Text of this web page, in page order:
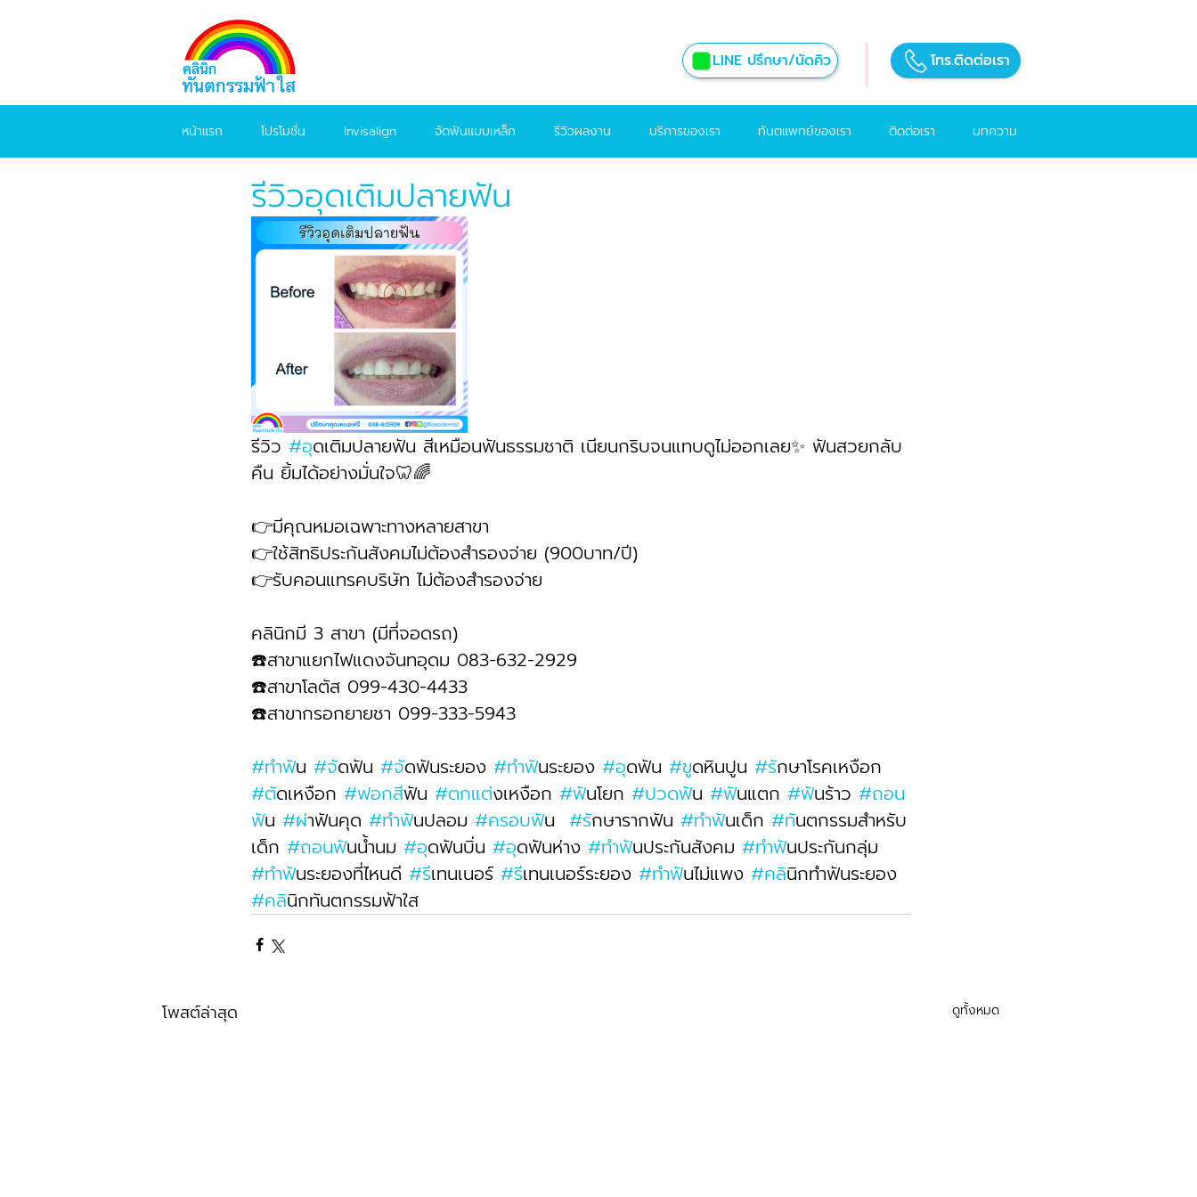
LINE ปรึกษา/นัดคิว โทร.ติดต่อเรา
หน้าแรก โปรโมชั่น Invisalign จัดฟันแบบเหล็ก รีวิวผลงาน บริการของเรา ทันตแพทย์ของเรา ติดต่อเรา บทความ
รีวิวอุดเติมปลายฟัน
รีวิว #อุดเติมปลายฟัน สีเหมือนฟันธรรมชาติ เนียนกริบจนแทบดูไม่ออกเลย✨ ฟันสวยกลับ
คืน ยิ้มได้อย่างมั่นใจ🦷🌈
👉มีคุณหมอเฉพาะทางหลายสาขา
👉ใช้สิทธิประกันสังคมไม่ต้องสำรองจ่าย (900บาท/ปี)
👉รับคอนแทรคบริษัท ไม่ต้องสำรองจ่าย
คลินิกมี 3 สาขา (มีที่จอดรถ)
☎️สาขาแยกไฟแดงจันทอุดม 083-632-2929
☎️สาขาโลตัส 099-430-4433
☎️สาขากรอกยายชา 099-333-5943
#ทำฟัน #จัดฟัน #จัดฟันระยอง #ทำฟันระยอง #อุดฟัน #ขูดหินปูน #รักษาโรคเหงือก
#ตัดเหงือก #ฟอกสีฟัน #ตกแต่งเหงือก #ฟันโยก #ปวดฟัน #ฟันแตก #ฟันร้าว #ถอน
ฟัน #ผ่าฟันคุด #ทำฟันปลอม #ครอบฟัน #รักษารากฟัน #ทำฟันเด็ก #ทันตกรรมสำหรับ
เด็ก #ถอนฟันน้ำนม #อุดฟันบิ่น #อุดฟันห่าง #ทำฟันประกันสังคม #ทำฟันประกันกลุ่ม
#ทำฟันระยองที่ไหนดี #รีเทนเนอร์ #รีเทนเนอร์ระยอง #ทำฟันไม่แพง #คลินิกทำฟันระยอง
#คลินิกทันตกรรมฟ้าใส
โพสต์ล่าสุด ดูทั้งหมด